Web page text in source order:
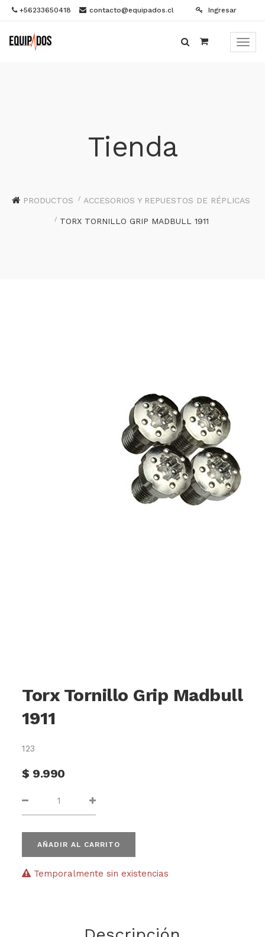
+56233650418 contacto@equipados.cl Ingresar
Menú
Tienda
PRODUCTOS ACCESORIOS Y REPUESTOS DE RÉPLICAS
TORX TORNILLO GRIP MADBULL 1911
Torx Tornillo Grip Madbull
1911
123
$ 9.990
AÑADIR AL CARRITO
Temporalmente sin existencias